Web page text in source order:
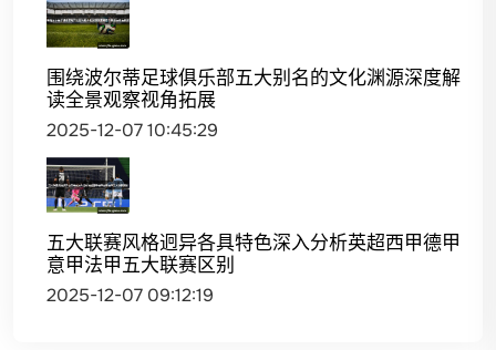
围绕波尔蒂足球俱乐部五大别名的文化渊源深度解
读全景观察视角拓展
2025-12-07 10:45:29
五大联赛风格迥异各具特色深入分析英超西甲德甲
意甲法甲五大联赛区别
2025-12-07 09:12:19